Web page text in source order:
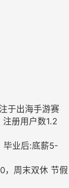
于出海手游赛
册用户数1.2
毕业后:底薪5-
，周末双休 节假